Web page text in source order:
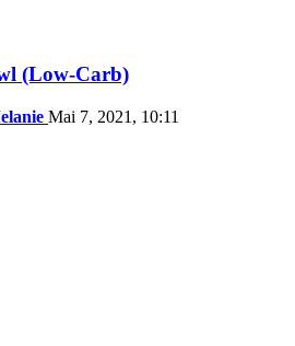
(Low-Carb)
Mai 7, 2021, 10:11